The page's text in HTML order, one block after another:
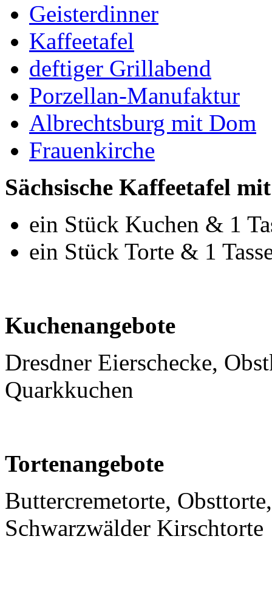
Geisterdinner
Kaffeetafel
deftiger Grillabend
Porzellan-Manufaktur
Albrechtsburg mit Dom
Frauenkirche
Sächsische Kaffeetafel
ein Stück Kuchen & 1
ein Stück Torte & 1
Kuchenangebote
Dresdner Eierschecke,
Quarkkuchen
Tortenangebote
Buttercremetorte,
Schwarzwälder Kirschtorte